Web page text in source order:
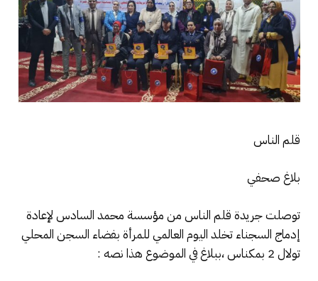
قلم الناس
بلاغ صحفي
توصلت جريدة قلم الناس من مؤسسة محمد السادس لإعادة
إدماج السجناء تخلد اليوم العالمي للمرأة بفضاء السجن المحلي
تولال 2 بمكناس ،ببلاغ في الموضوع هذا نصه :